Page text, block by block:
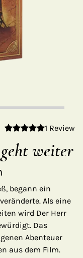
1 Review
weiter
begann ein
Als eine
wird Der Herr
Das
Abenteuer
aus dem Film.